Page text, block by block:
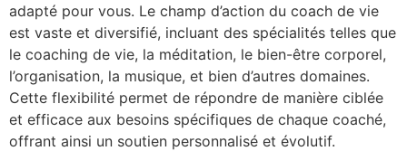
adapté pour vous. Le champ d’action du coach de vie
est vaste et diversifié, incluant des spécialités telles que
le coaching de vie, la méditation, le bien-être corporel,
l’organisation, la musique, et bien d’autres domaines.
Cette flexibilité permet de répondre de manière ciblée
et efficace aux besoins spécifiques de chaque coaché,
offrant ainsi un soutien personnalisé et évolutif.